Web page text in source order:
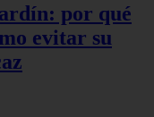
por qué
evitar su